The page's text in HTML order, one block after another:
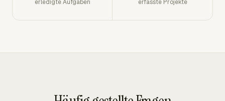
erledigte Aufgaben erfasste Projekte